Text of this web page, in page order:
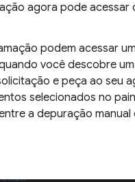
agora pode acessar
podem acessar
você descobre
e peça ao seu
selecionados no
a depuração manual